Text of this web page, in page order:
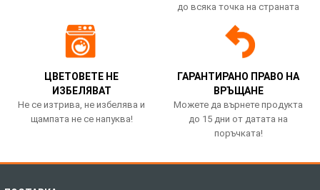
до всяка точка на страната
ЦВЕТОВЕТЕ НЕ
ИЗБЕЛЯВАТ
Не се изтрива, не избелява и
щампата не се напуква!
ГАРАНТИРАНО ПРАВО НА
ВРЪЩАНЕ
Можете да върнете продукта
до 15 дни от датата на
поръчката!